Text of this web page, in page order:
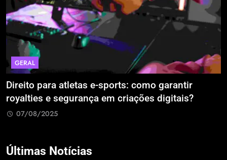
GERAL
Direito para atletas e-sports: como garantir
royalties e segurança em criações digitais?
07/08/2025
Últimas Notícias